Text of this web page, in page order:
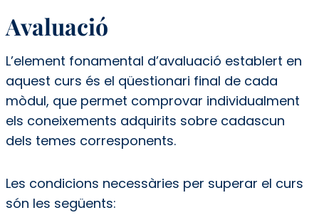
Avaluació
L’element fonamental d’avaluació establert en
aquest curs és el qüestionari final de cada
mòdul, que permet comprovar individualment
els coneixements adquirits sobre cadascun
dels temes corresponents.
Les condicions necessàries per superar el curs
són les següents: